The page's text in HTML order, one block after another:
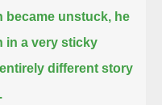
became unstuck, he
in a very sticky
different story